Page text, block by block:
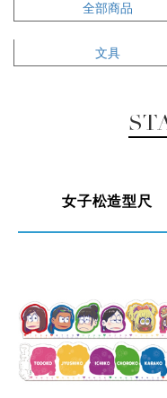
全部商品
文具
女子松造型尺